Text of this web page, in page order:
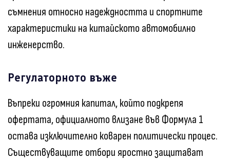
съмнения относно надеждността и спортните
характеристики на китайското автомобилно
инженерство.
Регулаторното въже
Въпреки огромния капитал, който подкрепя
офертата, официалното влизане във Формула 1
остава изключително коварен политически процес.
Съществуващите отбори яростно защитават